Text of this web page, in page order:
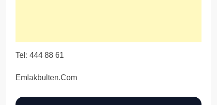
Tel: 444 88 61
Emlakbulten.Com